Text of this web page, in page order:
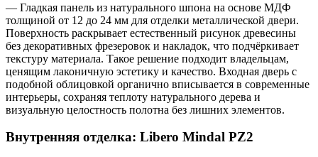
— Гладкая панель из натурального шпона на основе МДФ
толщиной от 12 до 24 мм для отделки металлической двери.
Поверхность раскрывает естественный рисунок древесины
без декоративных фрезеровок и накладок, что подчёркивает
текстуру материала. Такое решение подходит владельцам,
ценящим лаконичную эстетику и качество. Входная дверь с
подобной облицовкой органично вписывается в современные
интерьеры, сохраняя теплоту натурального дерева и
визуальную целостность полотна без лишних элементов.
Внутренняя отделка: Libero Mindal PZ2